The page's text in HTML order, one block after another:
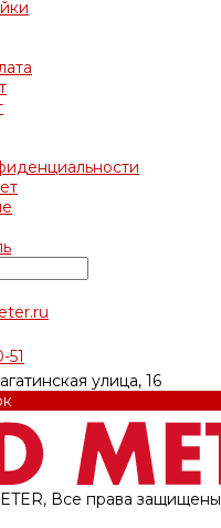
51
улица, 16
Все права защищены